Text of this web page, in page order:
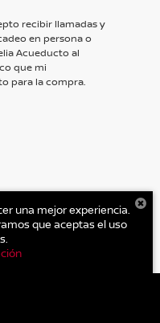
recibir llamadas y
en persona o
Acueducto al
que mi
para la compra.
(Opciones, colores,
una mejor experiencia.
que aceptas el uso